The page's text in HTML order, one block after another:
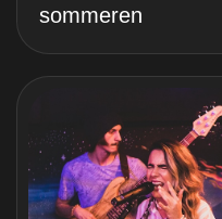
sommeren